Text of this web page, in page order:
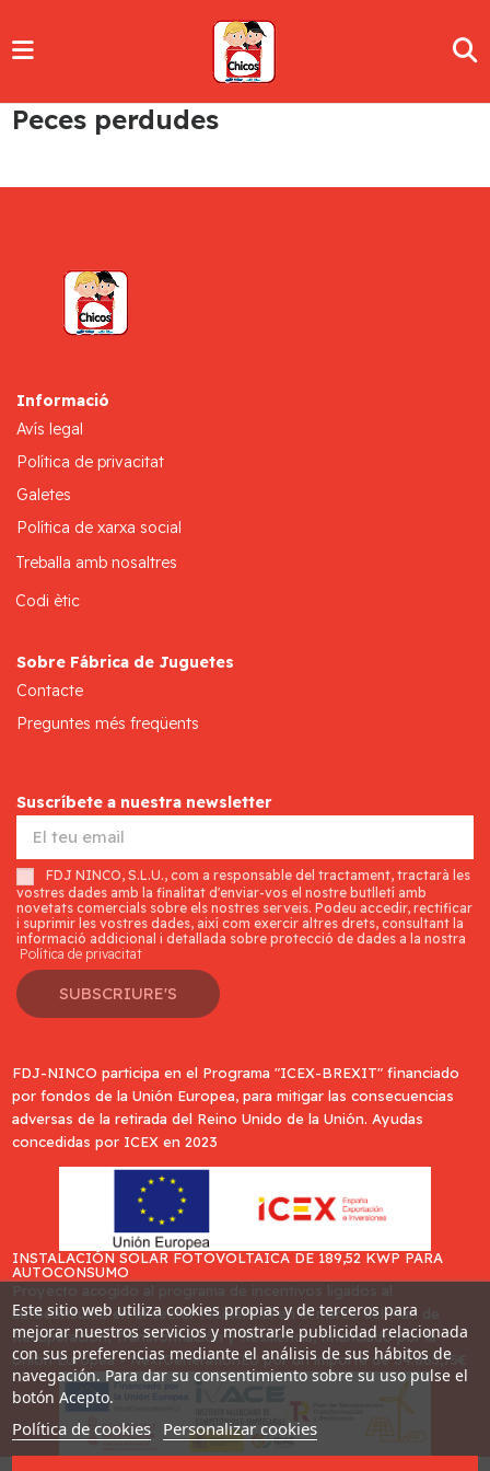
Peces perdudes
Informació
Avís legal
Política de privacitat
Galetes
Política de xarxa social
Treballa amb nosaltres
Codi ètic
Sobre Fábrica de Juguetes
Contacte
Preguntes més freqüents
Suscríbete a nuestra newsletter
FDJ NINCO, S.L.U., com a responsable del tractament, tractarà les
vostres dades amb la finalitat d'enviar-vos el nostre butlletí amb
novetats comercials sobre els nostres serveis. Podeu accedir, rectificar
i suprimir les vostres dades, així com exercir altres drets, consultant la
informació addicional i detallada sobre protecció de dades a la nostra
Política de privacitat
SUBSCRIURE'S
FDJ-NINCO participa en el Programa "ICEX-BREXIT" financiado
por fondos de la Unión Europea, para mitigar las consecuencias
adversas de la retirada del Reino Unido de la Unión. Ayudas
concedidas por ICEX en 2023
INSTALACIÓN SOLAR FOTOVOLTAICA DE 189,52 KWP PARA
AUTOCONSUMO
autoconsumo en el sector residencial en el marco del Plan de
Recuperación, Transformación y Resiliencia, financiado por la
Unión Europea - NextGenerationEU por un importe de 34.865,75€
Este sitio web utiliza cookies propias y de terceros para
mejorar nuestros servicios y mostrarle publicidad relacionada
con sus preferencias mediante el análisis de sus hábitos de
navegación. Para dar su consentimiento sobre su uso pulse el
botón Acepto.
Política de cookies Personalizar cookies